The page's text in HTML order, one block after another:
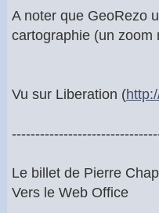
A noter que GeoRezo
cartographie (un zoom
Vu sur Liberation (
Le billet de Pierre
Vers le Web Office